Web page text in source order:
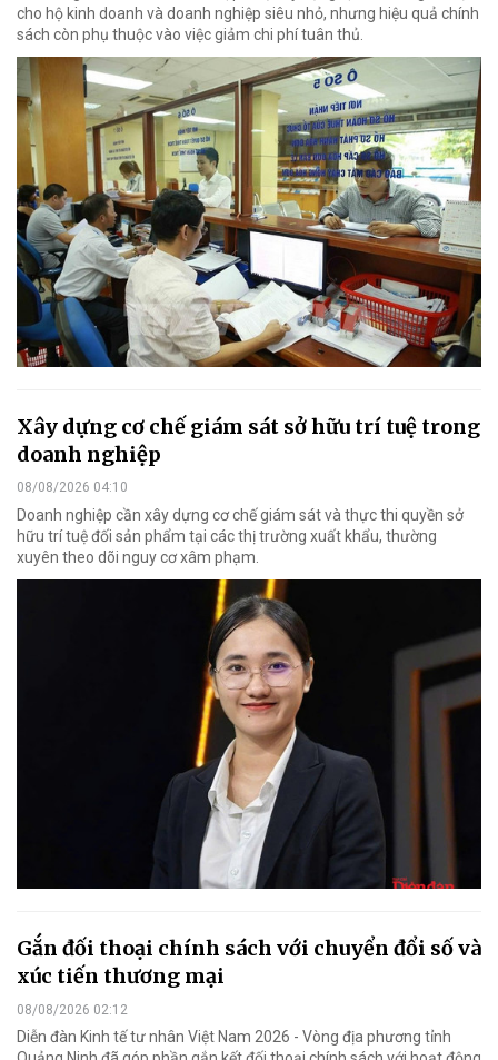
cho hộ kinh doanh và doanh nghiệp siêu nhỏ, nhưng hiệu quả chính
sách còn phụ thuộc vào việc giảm chi phí tuân thủ.
Xây dựng cơ chế giám sát sở hữu trí tuệ trong
doanh nghiệp
08/08/2026 04:10
Doanh nghiệp cần xây dựng cơ chế giám sát và thực thi quyền sở
hữu trí tuệ đối sản phẩm tại các thị trường xuất khẩu, thường
xuyên theo dõi nguy cơ xâm phạm.
Gắn đối thoại chính sách với chuyển đổi số và
xúc tiến thương mại
08/08/2026 02:12
Diễn đàn Kinh tế tư nhân Việt Nam 2026 - Vòng địa phương tỉnh